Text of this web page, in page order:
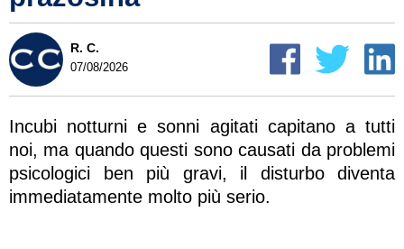
R. C.
07/08/2026
Incubi notturni e sonni agitati capitano a tutti
noi, ma quando questi sono causati da problemi
psicologici ben più gravi, il disturbo diventa
immediatamente molto più serio.